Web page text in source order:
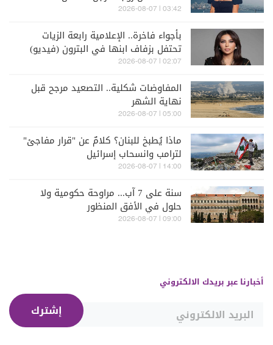
03:42 | 2026-08-07
بأجواء فاخرة.. الإعلامية رابعة الزيات
تحتفل بزفاف ابنها في البترون (فيديو)
02:07 | 2026-08-07
المفاوضات شكلية.. التصعيد مرجح قبل
نهاية الشهر
05:00 | 2026-08-07
ماذا يُطبخ للبنان؟ كلامٌ عن "قرار مفاجئ"
لترامب وانسحاب إسرائيل
14:00 | 2026-08-07
سنة على 7 آب... مراوحة حكومية ولا
حلول في الأفق المنظور
09:00 | 2026-08-07
أخبارنا عبر بريدك الالكتروني
إشترك